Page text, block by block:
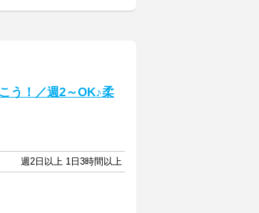
う！／週2～OK♪柔
週2日以上 1日3時間以上